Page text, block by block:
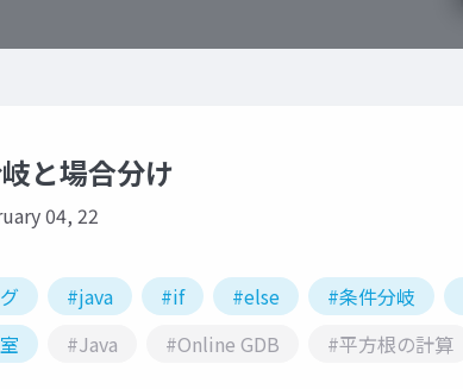
と場合分け
04, 22
#java #if #else #条件分岐
#Java #Online GDB #平方根の計算